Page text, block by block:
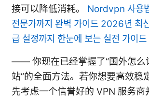
接可以降低消耗。 Nordvpn 사용
전문가까지 완벽 가이드 2026년 최
급 설정까지 한눈에 보는 실전 가이드
—— 你现在已经掌握了“国外怎么
站”的全面方法。若你想要高效稳
先考虑一个信誉好的 VPN 服务商